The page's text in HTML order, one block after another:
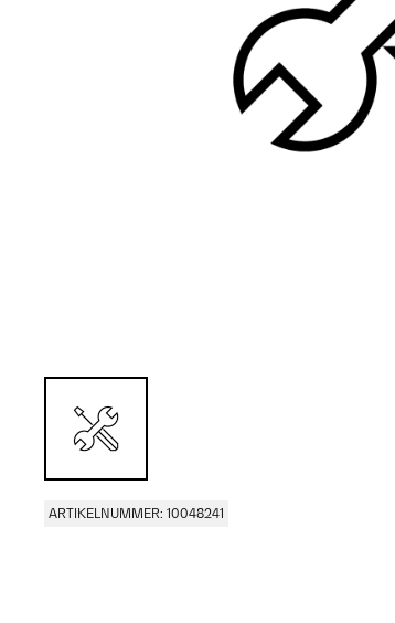
ARTIKELNUMMER: 10048241